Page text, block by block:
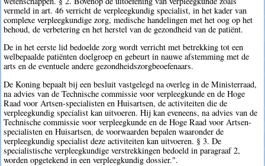
vermeld in art. 46 verricht de verpleegkundig specialist, in het kader van
complexe verpleegkundige zorg, medische handelingen met het oog op het
behoud, de verbetering en het herstel van de gezondheid van de patiënt.
De in het eerste lid bedoelde zorg wordt verricht met betrekking tot een
welbepaalde patiënten doelgroep en gebeurt in nauwe afstemming met de
arts en de eventuele andere gezondheidszorgbeoefenaars.
De Koning bepaalt bij een besluit vastgelegd na overleg in de Ministerraad,
na advies van de Technische commissie voor verpleegkunde en de Hoge
Raad voor Artsen-specialisten en Huisartsen, de activiteiten die de
verpleegkundig specialist kan uitvoeren. Hij kan eveneens, na advies van de
Technische commissie voor verpleegkunde en de Hoge Raad voor Artsen-
specialisten en Huisartsen, de voorwaarden bepalen waaronder de
verpleegkundig specialist deze activiteiten kan uitvoeren. § 3. De
specialistische verpleegkundige verstrekkingen bedoeld in paragraaf 2,
worden opgetekend in een verpleegkundig dossier.".